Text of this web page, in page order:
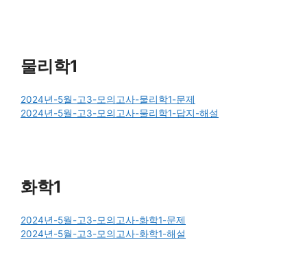
물리학1
2024년-5월-고3-모의고사-물리학1-문제
2024년-5월-고3-모의고사-물리학1-답지-해설
화학1
2024년-5월-고3-모의고사-화학1-문제
2024년-5월-고3-모의고사-화학1-해설